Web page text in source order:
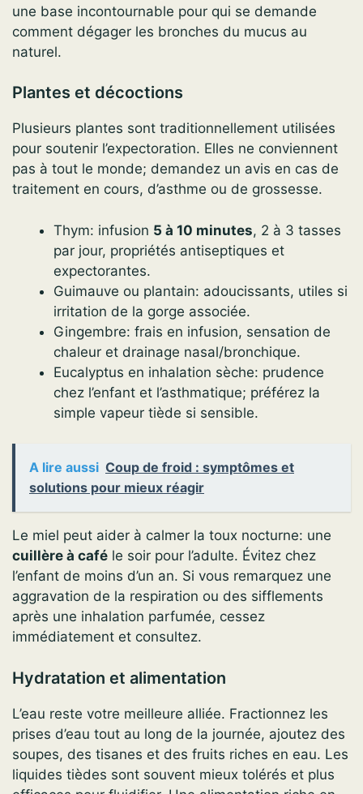
une base incontournable pour qui se demande
comment dégager les bronches du mucus au
naturel.
Plantes et décoctions
Plusieurs plantes sont traditionnellement utilisées
pour soutenir l’expectoration. Elles ne conviennent
pas à tout le monde; demandez un avis en cas de
traitement en cours, d’asthme ou de grossesse.
Thym: infusion 5 à 10 minutes, 2 à 3 tasses
par jour, propriétés antiseptiques et
expectorantes.
Guimauve ou plantain: adoucissants, utiles si
irritation de la gorge associée.
Gingembre: frais en infusion, sensation de
chaleur et drainage nasal/bronchique.
Eucalyptus en inhalation sèche: prudence
chez l’enfant et l’asthmatique; préférez la
simple vapeur tiède si sensible.
A lire aussi Coup de froid : symptômes et
solutions pour mieux réagir
Le miel peut aider à calmer la toux nocturne: une
cuillère à café le soir pour l’adulte. Évitez chez
l’enfant de moins d’un an. Si vous remarquez une
aggravation de la respiration ou des sifflements
après une inhalation parfumée, cessez
immédiatement et consultez.
Hydratation et alimentation
L’eau reste votre meilleure alliée. Fractionnez les
prises d’eau tout au long de la journée, ajoutez des
soupes, des tisanes et des fruits riches en eau. Les
liquides tièdes sont souvent mieux tolérés et plus